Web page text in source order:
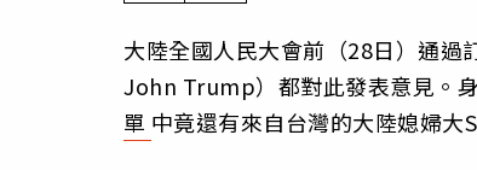
大陸全國人民大會前（28日）通
John Trump）都對此發表意見。
單 中竟還有來自台灣的大陸媳婦大